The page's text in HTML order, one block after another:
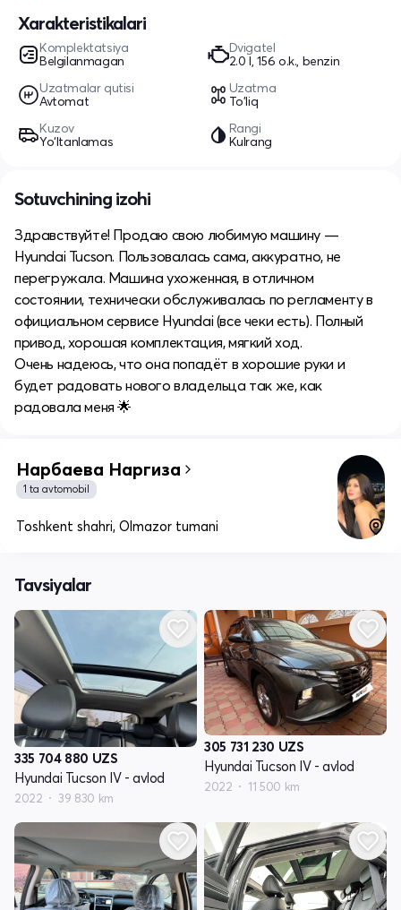
Xarakteristikalari
Komplektatsiya
Belgilanmagan
Dvigatel
2.0 l, 156 o.k., benzin
Uzatmalar qutisi
Avtomat
Uzatma
To'liq
Kuzov
Yo‘ltanlamas
Rangi
Kulrang
Sotuvchining izohi
Здравствуйте! Продаю свою любимую машину —
Hyundai Tucson. Пользовалась сама, аккуратно, не
перегружала. Машина ухоженная, в отличном
состоянии, технически обслуживалась по регламенту в
официальном сервисе Hyundai (все чеки есть). Полный
привод, хорошая комплектация, мягкий ход.
Очень надеюсь, что она попадёт в хорошие руки и
будет радовать нового владельца так же, как
радовала меня 🌟
Нарбаева Наргиза
1 ta avtomobil
Toshkent shahri, Olmazor tumani
Tavsiyalar
335 704 880 UZS
Hyundai Tucson IV - avlod
2022 39 830 km
305 731 230 UZS
Hyundai Tucson IV - avlod
2022 11 500 km